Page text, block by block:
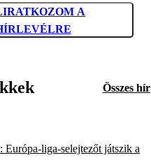
A
Összes hír
Európa-liga-selejtezőt játszik a